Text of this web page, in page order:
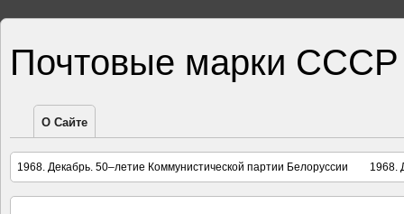
Почтовые марки СССР
О Сайте
1968. Декабрь. 50–летие Коммунистической партии Белоруссии 1968.